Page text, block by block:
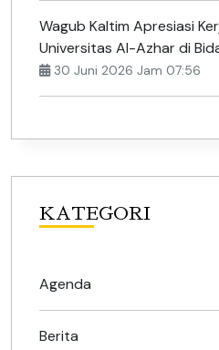
Wagub Kaltim Apresiasi
Universitas Al-Azhar di
30 Juni 2026 Jam 07:56
KATEGORI
Agenda
Berita